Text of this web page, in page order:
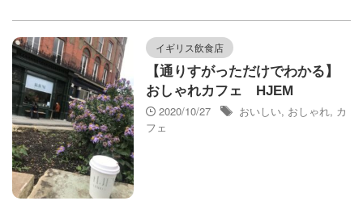
イギリス飲食店
【通りすがっただけでわかる】
おしゃれカフェ HJEM
2020/10/27
おいしい, おしゃれ, カ
フェ